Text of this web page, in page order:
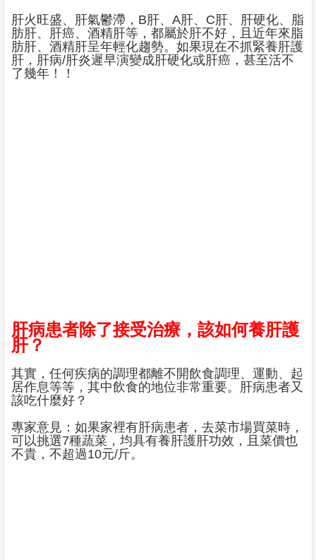
肝火旺盛、肝氣鬱滯，B肝、A肝、C肝、肝硬化、脂
肪肝、肝癌、酒精肝等，都屬於肝不好，且近年來脂
肪肝、酒精肝呈年輕化趨勢。如果現在不抓緊養肝護
肝，肝病/肝炎遲早演變成肝硬化或肝癌，甚至活不
了幾年！！
肝病患者除了接受治療，該如何養肝護
肝？
其實，任何疾病的調理都離不開飲食調理、運動、起
居作息等等，其中飲食的地位非常重要。肝病患者又
該吃什麼好？
專家意見：如果家裡有肝病患者，去菜市場買菜時，
可以挑選7種蔬菜，均具有養肝護肝功效，且菜價也
不貴，不超過10元/斤。